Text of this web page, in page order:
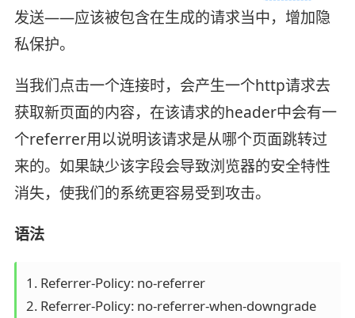
发送——应该被包含在生成的请求当中，增加隐
私保护。
当我们点击一个连接时，会产生一个http请求去
获取新页面的内容，在该请求的header中会有一
个referrer用以说明该请求是从哪个页面跳转过
来的。如果缺少该字段会导致浏览器的安全特性
消失，使我们的系统更容易受到攻击。
语法
1. Referrer-Policy: no-referrer
2. Referrer-Policy: no-referrer-when-downgrade